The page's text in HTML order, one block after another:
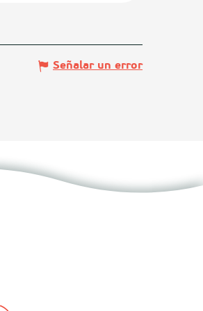
Señalar un error